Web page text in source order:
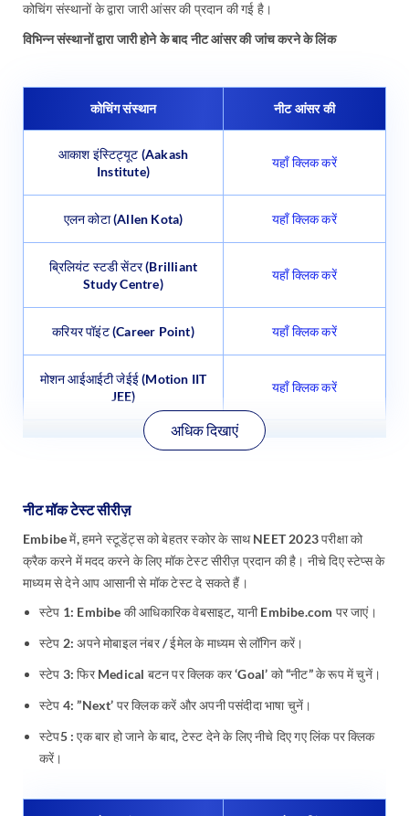
कोचिंग संस्थानों के द्वारा जारी आंसर की प्रदान की गई है।
विभिन्न संस्थानों द्वारा जारी होने के बाद नीट आंसर की जांच करने के लिंक
कोचिंग संस्थान नीट आंसर की
आकाश इंस्टिट्यूट (Aakash
Institute)
यहाँ क्लिक करें
एलन कोटा (Allen Kota) यहाँ क्लिक करें
ब्रिलियंट स्टडी सेंटर (Brilliant
Study Centre)
यहाँ क्लिक करें
करियर पॉइंट (Career Point) यहाँ क्लिक करें
मोशन आईआईटी जेईई (Motion IIT
JEE)
यहाँ क्लिक करें
अधिक दिखाएं
नीट मॉक टेस्ट सीरीज़
Embibe में, हमने स्टूडेंट्स को बेहतर स्कोर के साथ NEET 2023 परीक्षा को
क्रैक करने में मदद करने के लिए मॉक टेस्ट सीरीज़ प्रदान की है। नीचे दिए स्टेप्स के
माध्यम से देने आप आसानी से मॉक टेस्ट दे सकते हैं।
स्टेप 1: Embibe की आधिकारिक वेबसाइट, यानी Embibe.com पर जाएं।
स्टेप 2: अपने मोबाइल नंबर / ईमेल के माध्यम से लॉगिन करें।
स्टेप 3: फिर Medical बटन पर क्लिक कर ‘Goal’ को “नीट” के रूप में चुनें।
स्टेप 4: ”Next’ पर क्लिक करें और अपनी पसंदीदा भाषा चुनें।
स्टेप5 : एक बार हो जाने के बाद, टेस्ट देने के लिए नीचे दिए गए लिंक पर क्लिक
करें।